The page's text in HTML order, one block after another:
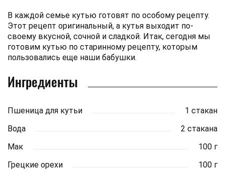
В каждой семье кутью готовят по особому рецепту.
Этот рецепт оригинальный, а кутья выходит по-
своему вкусной, сочной и сладкой. Итак, сегодня мы
готовим кутью по старинному рецепту, которым
пользовались еще наши бабушки.
Ингредиенты
Пшеница для кутьи
1 стакан
Вода
2 стакана
Мак
100 г
Грецкие орехи
100 г